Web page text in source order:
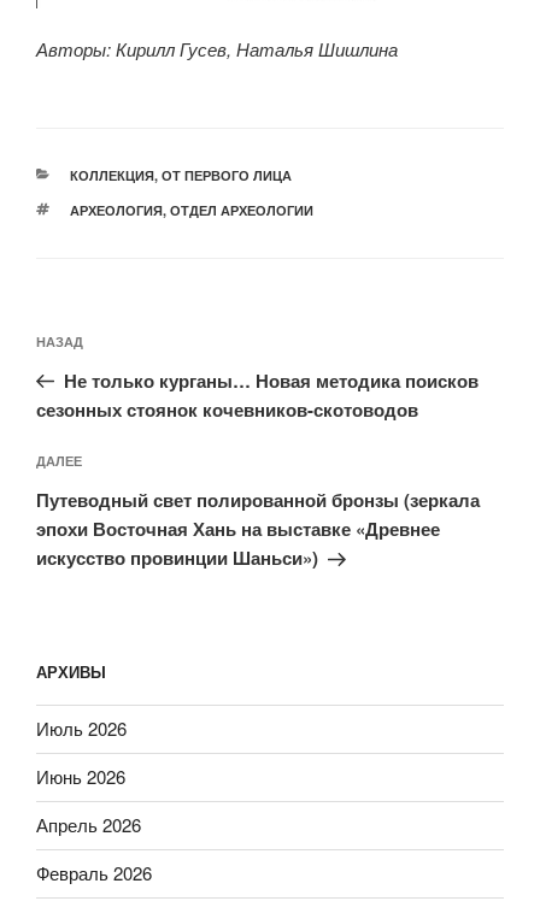
Авторы: Кирилл Гусев, Наталья Шишлина
РУБРИКИ
КОЛЛЕКЦИЯ, ОТ ПЕРВОГО ЛИЦА
МЕТКИ
АРХЕОЛОГИЯ, ОТДЕЛ АРХЕОЛОГИИ
по
записям
Предыдущая
запись:
НАЗАД
Не только курганы… Новая методика поисков
сезонных стоянок кочевников-скотоводов
Следующая
запись
ДАЛЕЕ
Путеводный свет полированной бронзы (зеркала
эпохи Восточная Хань на выставке «Древнее
искусство провинции Шаньси»)
АРХИВЫ
Июль 2026
Июнь 2026
Апрель 2026
Февраль 2026